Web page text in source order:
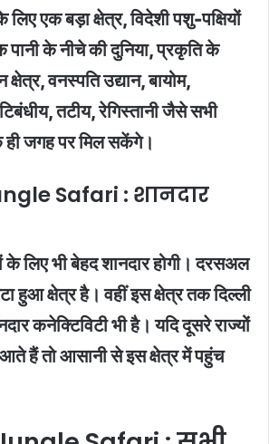
लिए एक बड़ा क्षेत्र, विदेशी पशु-पक्षियों
पानी के नीचे की दुनिया, प्रकृति के
क्षेत्र, वनस्पति उद्यान, बायोम,
तटीय, रेगिस्तानी जैसे सभी
जगह पर मिल सकेंगे।
Safari : शानदार
लिए भी बेहद शानदार होगी। दरसअल
हुआ क्षेत्र है। वहीं इस क्षेत्र तक दिल्ली
कनेक्टिविटी भी है। यदि दूसरे राज्यों
आते हैं तो आसानी से इस क्षेत्र में पहुंच